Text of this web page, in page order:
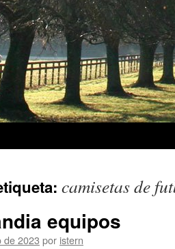
camisetas de
equipos
de 2023 por istern